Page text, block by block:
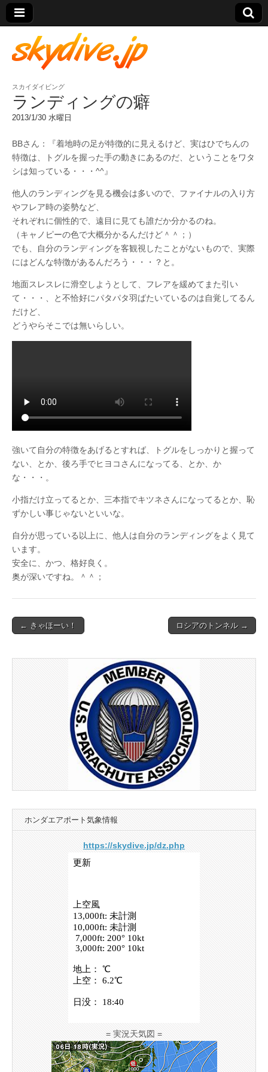
skydive.jp
スカイダイビング
ランディングの癖
2013/1/30 水曜日
BBさん：『着地時の足が特徴的に見えるけど、実はひでちんの
特徴は、トグルを握った手の動きにあるのだ、ということをワタ
シは知っている・・・^^』
他人のランディングを見る機会は多いので、ファイナルの入り方
やフレア時の姿勢など、
それぞれに個性的で、遠目に見ても誰だか分かるのね。
（キャノピーの色で大概分かるんだけど＾＾；）
でも、自分のランディングを客観視したことがないもので、実際
にはどんな特徴があるんだろう・・・？と。
地面スレスレに滑空しようとして、フレアを緩めてまた引い
て・・・、と不恰好にパタパタ羽ばたいているのは自覚してるん
だけど、
どうやらそこでは無いらしい。
強いて自分の特徴をあげるとすれば、トグルをしっかりと握って
ない、とか、後ろ手でヒヨコさんになってる、とか、か
な・・・。
小指だけ立ってるとか、三本指でキツネさんになってるとか、恥
ずかしい事じゃないといいな。
自分が思っている以上に、他人は自分のランディングをよく見て
います。
安全に、かつ、格好良く。
奥が深いですね。＾＾；
Post← きゃほーい！ ロシアのトンネル →
ホンダエアポート気象情報
https://skydive.jp/dz.php
= 実況天気図 =